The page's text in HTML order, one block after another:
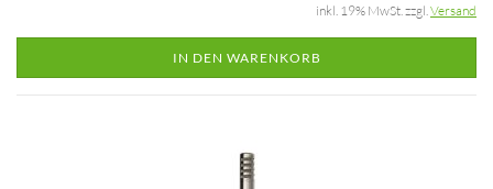
inkl. 19% MwSt. zzgl.Versand
IN DEN WARENKORB